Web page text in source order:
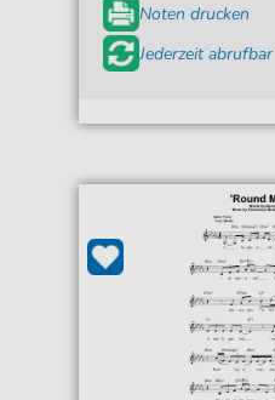
Noten drucken
Jederzeit abrufbar